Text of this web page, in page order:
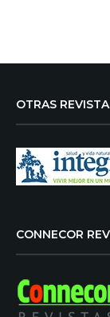
OTRAS
CONNECOR